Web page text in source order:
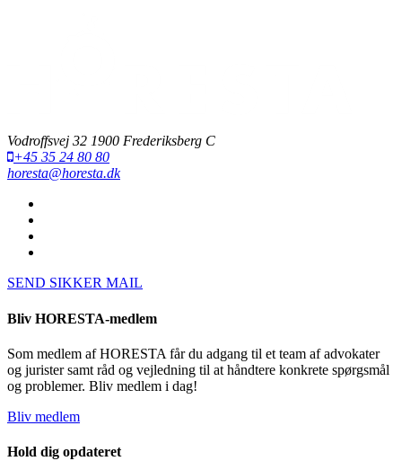
Vodroffsvej 32 1900 Frederiksberg C
+45 35 24 80 80
horesta@horesta.dk
SEND SIKKER MAIL
Bliv HORESTA-medlem
Som medlem af HORESTA får du adgang til et team af advokater
og jurister samt råd og vejledning til at håndtere konkrete spørgsmål
og problemer. Bliv medlem i dag!
Bliv medlem
Hold dig opdateret